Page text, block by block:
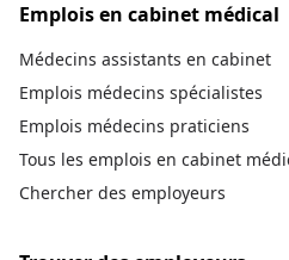
Emplois en cabinet médical
Médecins assistants en cabinet
Emplois médecins spécialistes
Emplois médecins praticiens
Tous les emplois en cabinet
Chercher des employeurs